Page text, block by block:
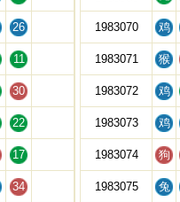
26
11
30
22
17
34
1983070 鸡
1983071 猴
1983072 鸡
1983073 鸡
1983074 狗
1983075 兔